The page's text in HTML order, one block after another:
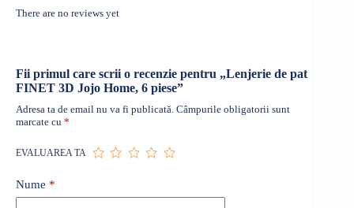
There are no reviews yet
Fii primul care scrii o recenzie pentru „Lenjerie de pat
FINET 3D Jojo Home, 6 piese”
Adresa ta de email nu va fi publicată. Câmpurile obligatorii sunt
marcate cu *
EVALUAREA TA
Nume *